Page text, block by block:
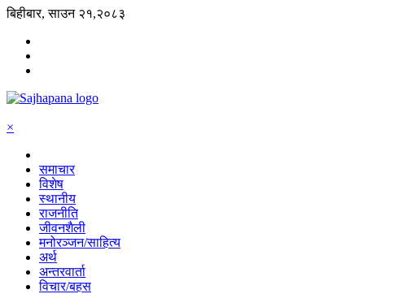
बिहीबार, साउन २१,२०८३
×
समाचार
विशेष
स्थानीय
राजनीति
जीवनशैली
मनोरञ्जन/साहित्य
अर्थ
अन्तरवार्ता
विचार/बहस